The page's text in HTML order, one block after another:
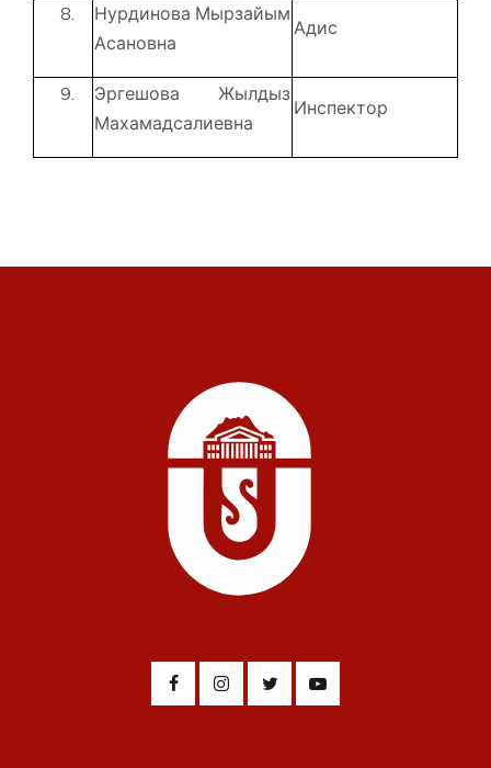
Нурдинова Мырзайым
Асановна
Адис
Эргешова Жылдыз
Махамадсалиевна
Инспектор